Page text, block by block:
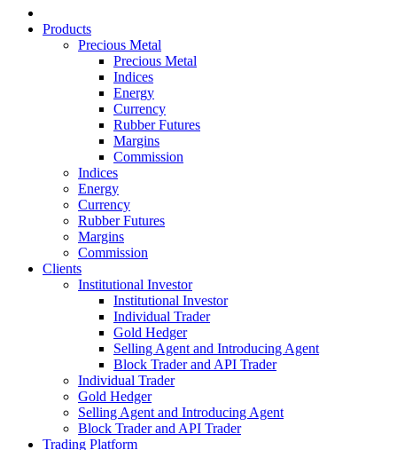
Products
Precious Metal
Precious Metal
Indices
Energy
Currency
Rubber Futures
Margins
Commission
Indices
Energy
Currency
Rubber Futures
Margins
Commission
Clients
Institutional Investor
Institutional Investor
Individual Trader
Gold Hedger
Selling Agent and Introducing Agent
Block Trader and API Trader
Individual Trader
Gold Hedger
Selling Agent and Introducing Agent
Block Trader and API Trader
Trading Platform